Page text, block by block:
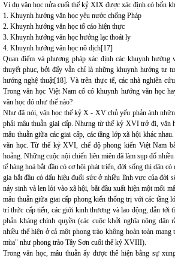
Ví dụ văn học nửa cuối thế kỷ XIX được xác định có bốn
1. Khuynh hướng văn học yêu nước chống Pháp
2. Khuynh hướng văn học tố cáo hiện thực
3. Khuynh hướng văn học hưởng lạc thoát ly
4. Khuynh hướng văn học nô dịch[17]
Quan điểm và phương pháp xác định các khuynh
thuyết phục, bởi đấy vẫn chỉ là những khuynh hướng tư
hướng nghệ thuật[18]. Và trên thực tế, các nhà nghiên
Trong văn học Việt Nam cổ có khuynh hướng văn học
văn học đó như thế nào?
Như đã nói, văn học thế kỷ X - XV chủ yếu phản ánh
phải mâu thuẫn giai cấp. Nhưng từ thế kỷ XVI trở đi, văn
mâu thuẫn giữa các giai cấp, các tầng lớp xã hội khác
văn học. Từ thế kỷ XVI, chế độ phong kiến Việt Nam
hoảng. Những cuộc nội chiến liên miên đã làm sụp đổ
tế hàng hoá bắt đầu có cơ hội phát triển, đời sống thị dân
gia bắt đầu có dấu hiệu đuối sức ở nhiều lĩnh vực của đời
nảy sinh và len lỏi vào xã hội, bắt đầu xuất hiện một mối
mâu thuẫn giữa giai cấp phong kiến thống trị với các tầng
trí thức cấp tiến, các giới kinh thương và lao động, dẫn tới
phản kháng chính quyền (các cuộc khởi nghĩa nông dân
nhiều thể hiện ở cả một phong trào không hoàn toàn
mùa" như phong trào Tây Sơn cuối thế kỷ XVIII).
Trong văn học, mâu thuẫn ấy được thể hiện bằng sự